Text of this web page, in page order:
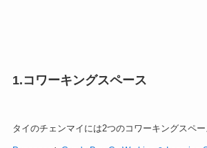
1.コワーキングスペース
タイのチェンマイには2つのコワーキングスペー